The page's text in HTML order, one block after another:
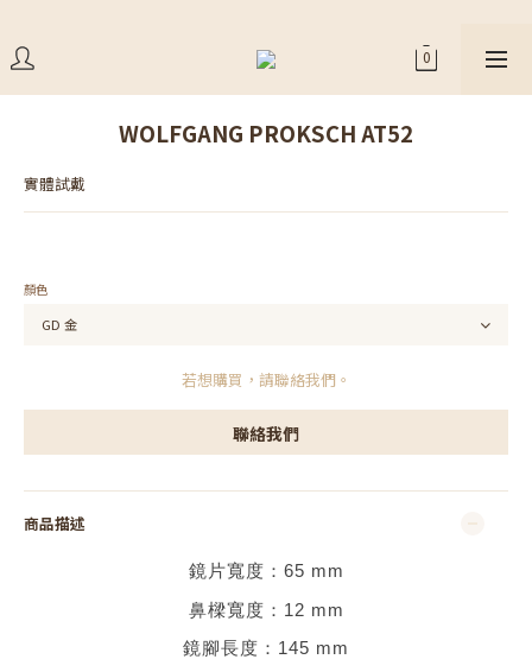
WOLFGANG PROKSCH AT52
實體試戴
顏色
若想購買，請聯絡我們。
聯絡我們
商品描述
鏡片寬度： 65 mm
鼻樑寬度： 12 mm
鏡腳長度： 145 mm